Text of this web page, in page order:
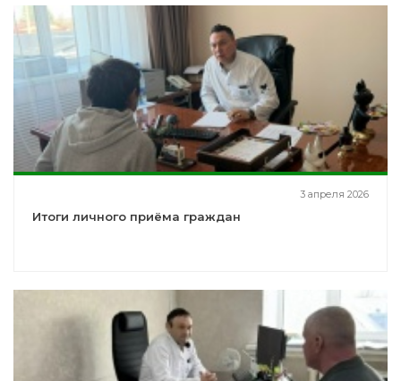
3 апреля 2026
Итоги личного приёма граждан